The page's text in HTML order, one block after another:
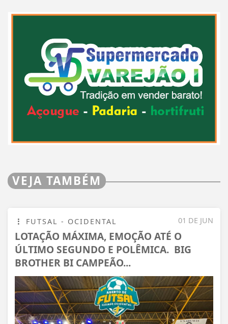
VEJA TAMBÉM
01 DE JUN
FUTSAL - OCIDENTAL
LOTAÇÃO MÁXIMA, EMOÇÃO ATÉ O
ÚLTIMO SEGUNDO E POLÊMICA. BIG
BROTHER BI CAMPEÃO...